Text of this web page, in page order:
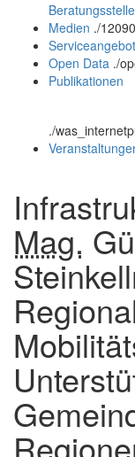
und
Medien ./
Open Data ./
Publikationen
./
Mag.